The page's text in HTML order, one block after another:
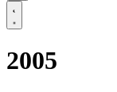
2005